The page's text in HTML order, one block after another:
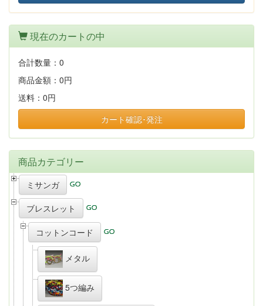
現在のカートの中
合計数量： 0
商品金額： 0円
送料： 0円
カート確認･発注
商品カテゴリー
ミサンガ
ブレスレット
コットンコード
メタル
5つ編み